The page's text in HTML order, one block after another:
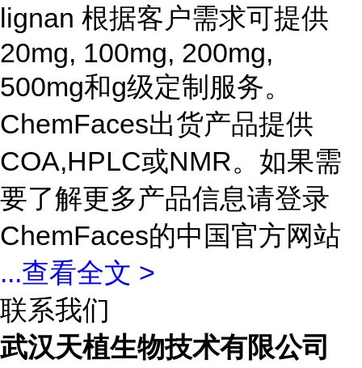
lignan 根据客户需求可提供
20mg, 100mg, 200mg,
500mg和g级定制服务。
ChemFaces出货产品提供
COA,HPLC或NMR。如果需
要了解更多产品信息请登录
ChemFaces的中国官方网站
...查看全文 >
联系我们
武汉天植生物技术有限公司